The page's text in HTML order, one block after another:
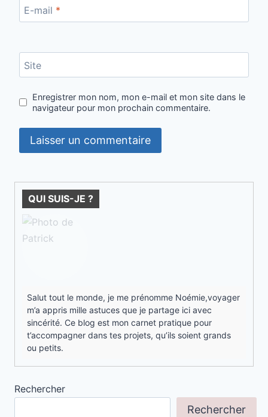
E-mail *
Site
Enregistrer mon nom, mon e-mail et mon site dans le
navigateur pour mon prochain commentaire.
QUI SUIS-JE ?
Salut tout le monde, je me prénomme Noémie,voyager
m’a appris mille astuces que je partage ici avec
sincérité. Ce blog est mon carnet pratique pour
t’accompagner dans tes projets, qu’ils soient grands
ou petits.
Rechercher
Rechercher